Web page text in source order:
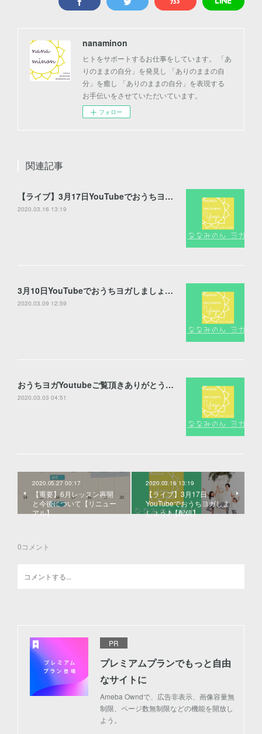
nanaminon
ヒトをサポートするお仕事をしています。 「あ
りのままの自分」を発見し 「ありのままの自
分」を癒し 「ありのままの自分」を表現する
お手伝いをさせていただいています。
フォロー
関連記事
【ライブ】3月17日YouTubeでおうちヨガしましょう♪【配信】
2020.03.16 13:19
3月10日YouTubeでおうちヨガしましょう♪
2020.03.09 12:59
おうちヨガYoutubeご覧頂きありがとうございました！
2020.03.03 04:51
2020.05.27 00:17
【重要】6月レッスン再開
と今後について【リニュー
アル】
2020.03.16 13:19
【ライブ】3月17日
YouTubeでおうちヨガしま
しょう♪【配信】
0コメント
PR
プレミアムプランでもっと自由
なサイトに
Ameba Owndで、広告非表示、画像容量無
制限、ページ数無制限などの機能を開放し
よう。